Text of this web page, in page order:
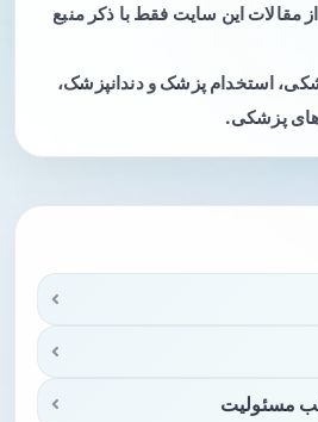
مقالات این سایت فقط با ذکر منبع
استخدام پزشک و دندانپزشک،
مسئولیت